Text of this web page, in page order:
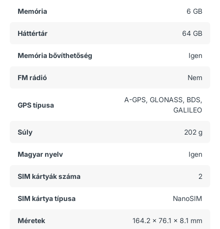
Memória 6 GB
Háttértár 64 GB
Memória bővíthetőség Igen
FM rádió Nem
GPS típusa
A-GPS, GLONASS, BDS,
GALILEO
Súly 202 g
Magyar nyelv Igen
SIM kártyák száma 2
SIM kártya típusa NanoSIM
Méretek 164.2 x 76.1 x 8.1 mm